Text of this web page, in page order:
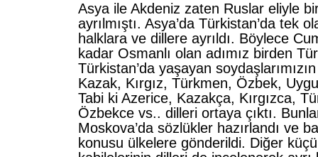
Asya ile Akdeniz zaten Ruslar eliyle
ayrılmıştı. Asya’da Türkistan’da tek
halklara ve dillere ayrıldı. Böylece
kadar Osmanlı olan adımız birden
Türkistan’da yaşayan
Kazak, Kırgız, Türkmen, Özbek,
Tabi ki Azerice, Kazakça, Kırgızca,
Özbekce vs.. dilleri ortaya çıktı.
Moskova’da sözlükler hazırlandı ve
konusu ülkelere gönderildi. Diğer